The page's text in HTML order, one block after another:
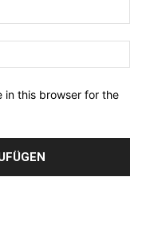
in this browser for the